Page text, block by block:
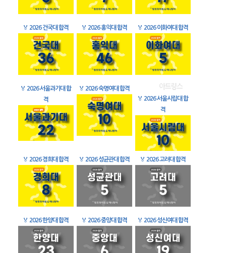
🏅 2026 건국대 합격 🏅 2026 홍익대 합격 🏅 2026 이화여대 합격
🏅 2026 서울과기대 합
격
🏅 2026 숙명여대 합격
🏅 2026 서울시립대 합
격
🏅 2026 경희대 합격 🏅 2026 성균관대 합격 🏅 2026 고려대 합격
🏅 2026 한양대 합격 🏅 2026 중앙대 합격 🏅 2026 성신여대 합격